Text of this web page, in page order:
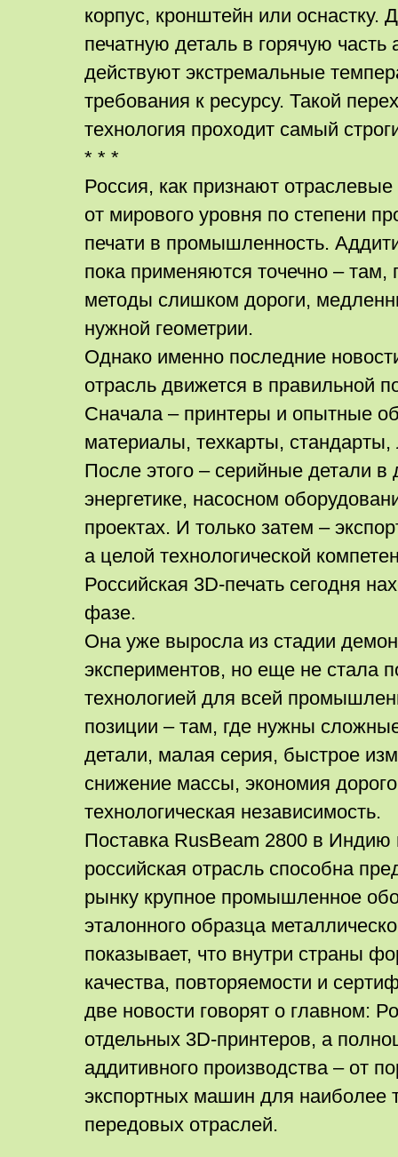
корпус, кронштейн или оснастку.
печатную деталь в горячую часть
действуют экстремальные
требования к ресурсу. Такой
технология проходит самый
* * *
Россия, как признают отраслевые
от мирового уровня по степени
печати в промышленность.
пока применяются точечно – там,
методы слишком дороги,
нужной геометрии.
Однако именно последние
отрасль движется в правильной
Сначала – принтеры и опытные
материалы, техкарты, стандарты,
После этого – серийные детали в
энергетике, насосном
проектах. И только затем –
а целой технологической
Российская 3D-печать сегодня
фазе.
Она уже выросла из стадии
экспериментов, но еще не стала
технологией для всей
позиции – там, где нужны
детали, малая серия, быстрое
снижение массы, экономия
технологическая независимость.
Поставка RusBeam 2800 в Индию
российская отрасль способна
рынку крупное промышленное
эталонного образца
показывает, что внутри страны
качества, повторяемости и
две новости говорят о главном:
отдельных 3D-принтеров, а
аддитивного производства – от
экспортных машин для наиболее
передовых отраслей.